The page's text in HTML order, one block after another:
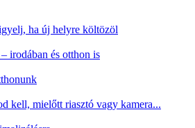
ha új helyre költözöl
irodában és otthon is
kell, mielőtt riasztó vagy kamera...